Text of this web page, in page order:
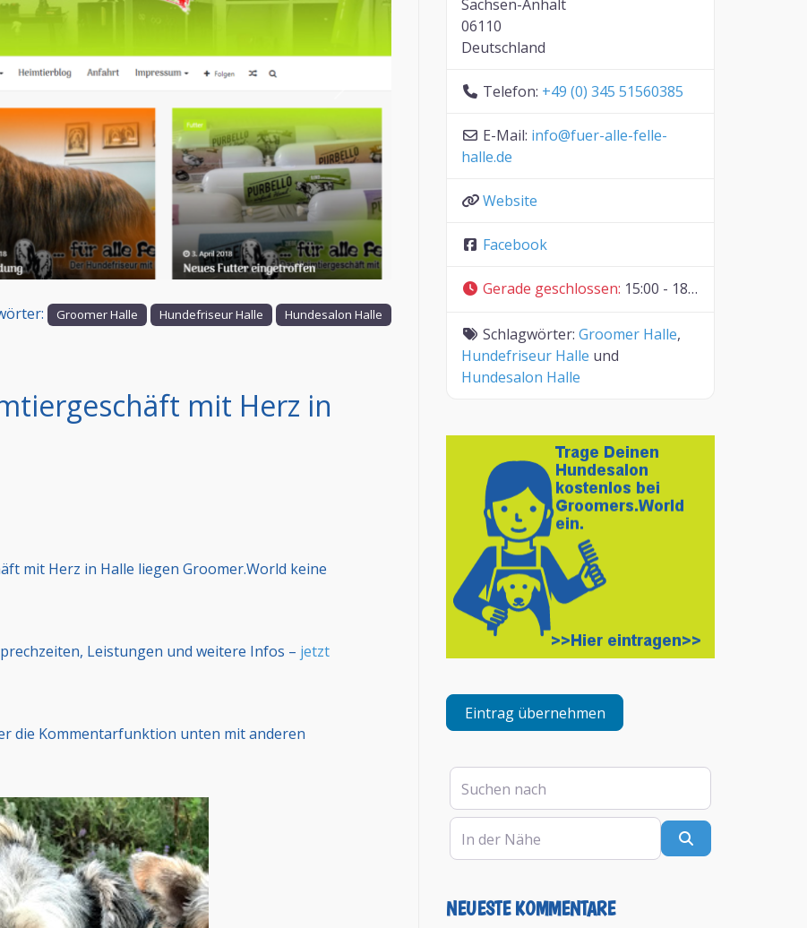
Groomer Halle Hundefriseur Halle Hundesalon Halle
mit Herz in
mit Herz in Halle liegen Groomer.World keine
Leistungen und weitere Infos – jetzt
die Kommentarfunktion unten mit anderen
Sachsen-Anhalt
06110
Deutschland
Telefon: +49 (0) 345 51560385
E-Mail: info@fuer-alle-felle-
halle.de
Website
Facebook
Gerade geschlossen: 15:00 - 18:00
Schlagwörter:Groomer Halle,
Hundefriseur Halle und
Hundesalon Halle
Eintrag übernehmen
Suchen nach
In der Nähe
NEUESTE KOMMENTARE